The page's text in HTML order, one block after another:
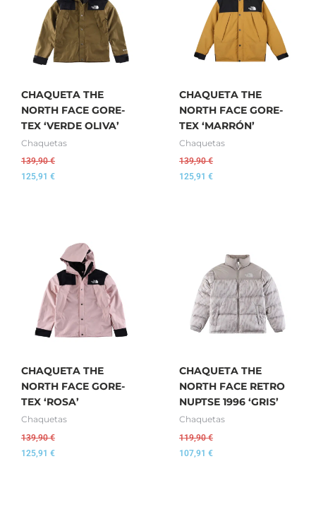
CHAQUETA THE
NORTH FACE GORE-
TEX ‘VERDE OLIVA’
Chaquetas
139,90€
125,91 €
CHAQUETA THE
NORTH FACE GORE-
TEX ‘MARRÓN’
Chaquetas
139,90€
125,91 €
CHAQUETA THE
NORTH FACE GORE-
TEX ‘ROSA’
Chaquetas
139,90€
125,91 €
CHAQUETA THE
NORTH FACE RETRO
NUPTSE 1996 ‘GRIS’
Chaquetas
119,90€
107,91 €